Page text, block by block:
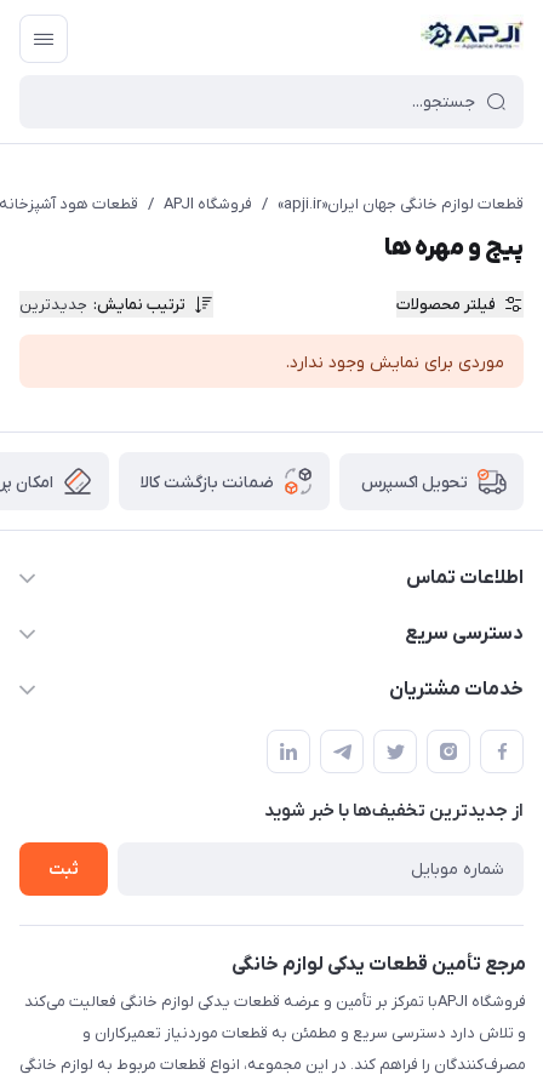
قطعات یدکی و جانبی لوازم خانگی جهان ایران
قطعات لوازم خانگی جهان ایران«apji.ir» / فروشگاه APJI / قطعات هود آشپزخانه
پیچ و مهره ها
فیلتر محصولات ترتیب نمایش: جدیدترین
موردی برای نمایش وجود ندارد.
تحویل اکسپرس ضمانت بازگشت کالا امکان
اطلاعات تماس
09106753413
دسترسی سریع
حساب کاربری
لیست محصولات
درباره ما
خدمات مشتریان
قوانین و مقررات
حریم خصوصی
راهنما
از جدید‌ترین تخفیف‌ها با‌ خبر شوید
ثبت
مرجع تأمین قطعات یدکی لوازم خانگی
فروشگاه APJIبا تمرکز بر تأمین و عرضه قطعات یدکی لوازم خانگی فعالیت می‌کند
و تلاش دارد دسترسی سریع و مطمئن به قطعات موردنیاز تعمیرکاران و
مصرف‌کنندگان را فراهم کند. در این مجموعه، انواع قطعات مربوط به لوازم خانگی